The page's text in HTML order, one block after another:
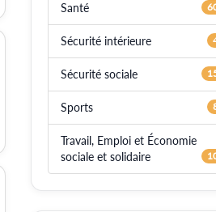
Santé
Sécurité intérieure
Sécurité sociale
Sports
Travail, Emploi et Économie
sociale et solidaire